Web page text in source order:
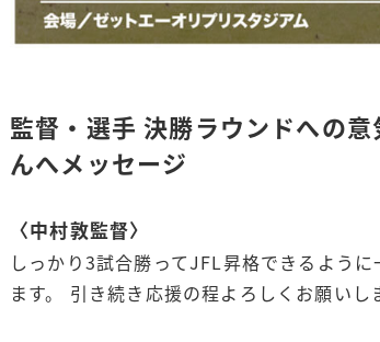
監督・選手 決勝ラウンドへの
んへメッセージ
〈中村敦監督〉
しっかり3試合勝ってJFL昇格できるように
ます。 引き続き応援の程よろしくお願いし